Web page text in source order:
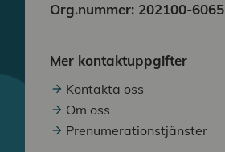
Org.nummer: 202100-6065
Mer kontaktuppgifter
Kontakta oss
Om oss
Prenumerationstjänster